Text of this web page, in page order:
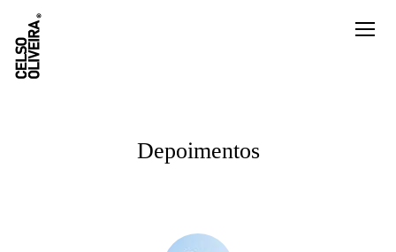
Depoimentos